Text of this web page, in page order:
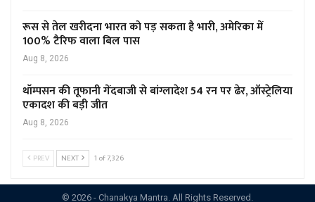
रूस से तेल खरीदना भारत को पड़ सकता है भारी, अमेरिका में
100% टैरिफ वाला बिल पास
Aug 8, 2026
थॉम्पसन की तूफानी गेंदबाजी से बांग्लादेश 54 रन पर ढेर, ऑस्ट्रेलिया
एकादश की बड़ी जीत
Aug 8, 2026
PREV NEXT 1 of 7,326
© 2026 - Chanakya Mantra. All Rights Reserved.